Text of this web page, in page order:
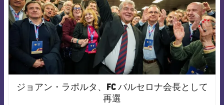
ジョアン・ラポルタ、FC バルセロナ会長として
再選